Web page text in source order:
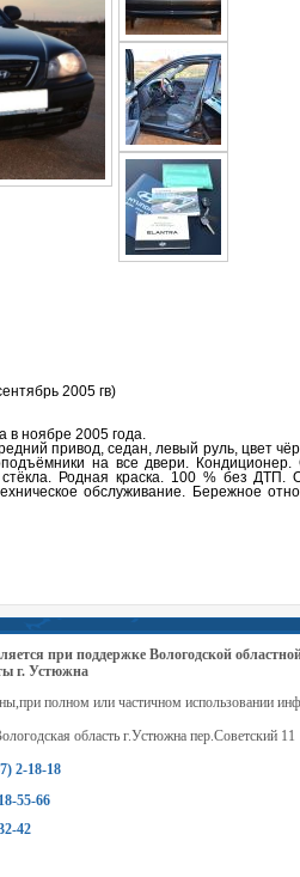
2005 гв)
в ноябре 2005 года.
привод, седан, левый руль, цвет
на все двери.
Родная краска. 100 % без ДТП.
обслуживание. Бережное
при поддержке Вологодской
г. Устюжна
полном или частичном использовании
область г.Устюжна пер.Советский 11
2-18-18
55-66
42